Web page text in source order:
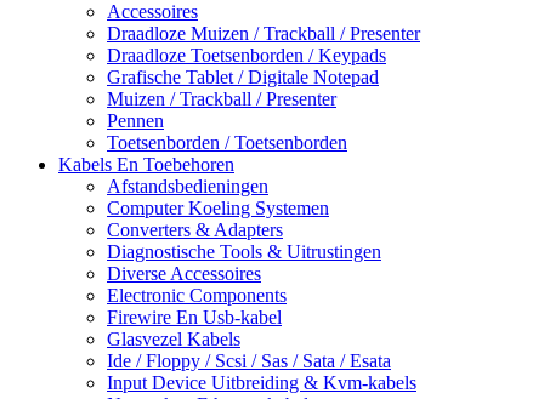
Accessoires
Draadloze Muizen / Trackball / Presenter
Draadloze Toetsenborden / Keypads
Grafische Tablet / Digitale Notepad
Muizen / Trackball / Presenter
Pennen
Toetsenborden / Toetsenborden
Kabels En Toebehoren
Afstandsbedieningen
Computer Koeling Systemen
Converters & Adapters
Diagnostische Tools & Uitrustingen
Diverse Accessoires
Electronic Components
Firewire En Usb-kabel
Glasvezel Kabels
Ide / Floppy / Scsi / Sas / Sata / Esata
Input Device Uitbreiding & Kvm-kabels